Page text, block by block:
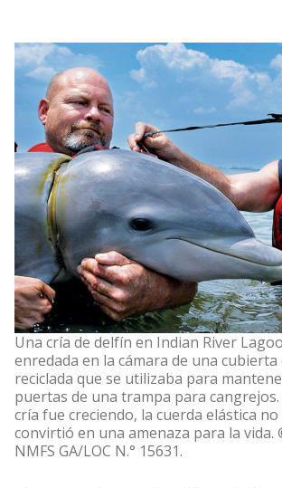
Una cría de delfín en Indian River
enredada en la cámara de una cubierta
reciclada que se utilizaba para
puertas de una trampa para cangrejos.
cría fue creciendo, la cuerda elástica
convirtió en una amenaza para la vida.
NMFS GA/LOC N.° 15631.